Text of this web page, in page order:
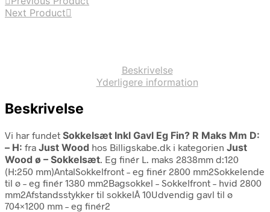
Next Product
Beskrivelse
Yderligere information
Beskrivelse
Vi har fundet Sokkelsæt Inkl Gavl Eg Fin? R Maks Mm D:
– H: fra Just Wood hos Billigskabe.dk i kategorien Just
Wood ø – Sokkelsæt . Eg finér L. maks 2838mm d:120
(H:250 mm)AntalSokkelfront – eg finér 2800 mm2Sokkelende
til ø – eg finér 1380 mm2Bagsokkel – Sokkelfront – hvid 2800
mm2Afstandsstykker til sokkelÂ 10Udvendig gavl til ø
704×1200 mm – eg finér2